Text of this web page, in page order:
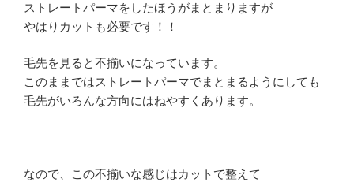
ストレートパーマをしたほうがまとまりますが
やはりカットも必要です！！
毛先を見ると不揃いになっています。
このままではストレートパーマでまとまるようにしても
毛先がいろんな方向にはねやすくあります。
なので、この不揃いな感じはカットで整えて